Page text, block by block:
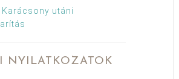
Karácsony utáni
NYILATKOZATOK